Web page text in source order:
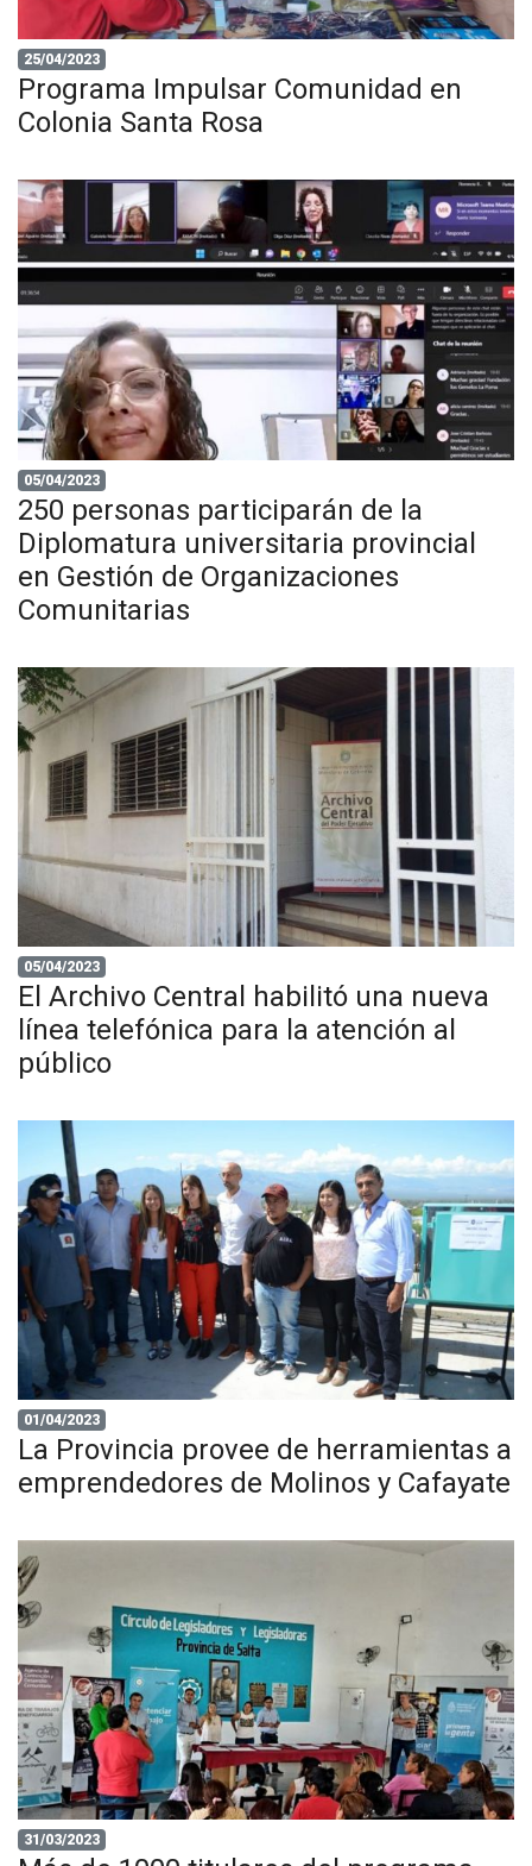
25/04/2023
Programa Impulsar Comunidad en
Colonia Santa Rosa
05/04/2023
250 personas participarán de la
Diplomatura universitaria provincial
en Gestión de Organizaciones
Comunitarias
05/04/2023
El Archivo Central habilitó una nueva
línea telefónica para la atención al
público
01/04/2023
La Provincia provee de herramientas a
emprendedores de Molinos y Cafayate
31/03/2023